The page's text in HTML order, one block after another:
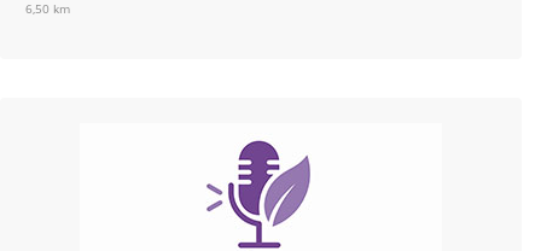
6,50 km